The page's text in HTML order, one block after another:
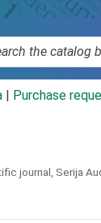
Purchase
journal, Serija